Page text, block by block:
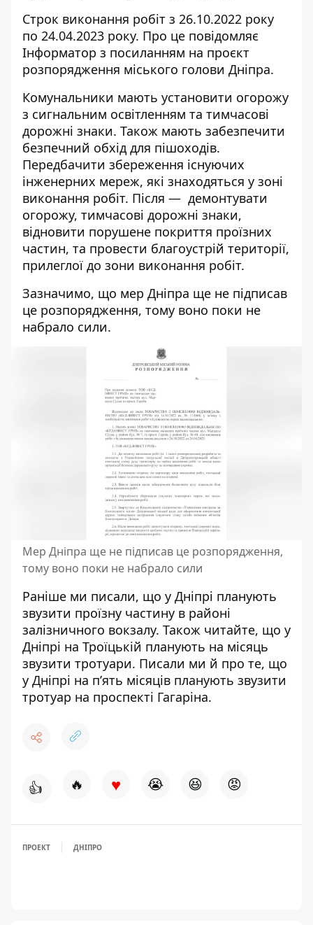
Строк виконання робіт з 26.10.2022 року
по 24.04.2023 року. Про це повідомляє
Інформатор з посиланням на проєкт
розпорядження міського голови Дніпра.
Комунальники мають установити огорожу
з сигнальним освітленням та тимчасові
дорожні знаки. Також мають забезпечити
безпечний обхід для пішоходів.
Передбачити збереження існуючих
інженерних мереж, які знаходяться у зоні
виконання робіт. Після — демонтувати
огорожу, тимчасові дорожні знаки,
відновити порушене покриття проїзних
частин, та провести благоустрій території,
прилеглої до зони виконання робіт.
Зазначимо, що мер Дніпра ще не підписав
це розпорядження, тому воно поки не
набрало сили.
Мер Дніпра ще не підписав це розпорядження,
тому воно поки не набрало сили
Раніше ми писали, що у Дніпрі планують
звузити проїзну частину в районі
залізничного вокзалу. Також читайте, що у
Дніпрі на Троїцькій планують на місяць
звузити тротуари. Писали ми й про те, що
у Дніпрі на п’ять місяців планують звузити
тротуар на проспекті Гагаріна.
👍 🔥 ♥ 😭 😆 😡
ПРОЕКТ ДНІПРО